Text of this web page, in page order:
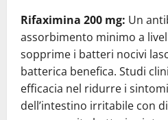
Rifaximina 200 mg: Un
assorbimento minimo a
sopprime i batteri nocivi
batterica benefica. Studi
efficacia nel ridurre i
dell’intestino irritabile con